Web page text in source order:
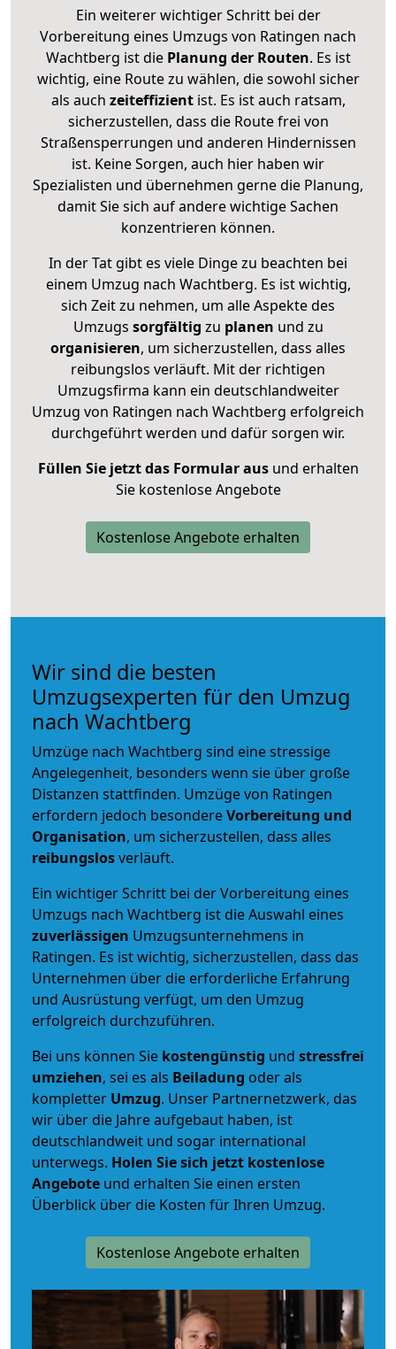
Ein weiterer wichtiger Schritt bei der
Vorbereitung eines Umzugs von Ratingen nach
Wachtberg ist diePlanung der Routen. Es ist
wichtig, eine Route zu wählen, die sowohl sicher
als auch zeiteffizientist. Es ist auch ratsam,
sicherzustellen, dass die Route frei von
Straßensperrungen und anderen Hindernissen
ist. Keine Sorgen, auch hier haben wir
Spezialisten und übernehmen gerne die Planung,
damit Sie sich auf andere wichtige Sachen
konzentrieren können.
In der Tat gibt es viele Dinge zu beachten bei
einem Umzug nach Wachtberg. Es ist wichtig,
sich Zeit zu nehmen, um alle Aspekte des
Umzugs sorgfältig zu planen und zu
organisieren, um sicherzustellen, dass alles
reibungslos verläuft. Mit der richtigen
Umzugsfirma kann ein deutschlandweiter
Umzug von Ratingen nach Wachtberg erfolgreich
durchgeführt werden und dafür sorgen wir.
Füllen Sie jetzt das Formular ausund erhalten
Sie kostenlose Angebote
Kostenlose Angebote erhalten
Wir sind die besten
Umzugsexperten für den Umzug
nach Wachtberg
Umzüge nach Wachtberg sind eine stressige
Angelegenheit, besonders wenn sie über große
Distanzen stattfinden. Umzüge von Ratingen
erfordern jedoch besondereVorbereitung und
Organisation, um sicherzustellen, dass alles
reibungslosverläuft.
Ein wichtiger Schritt bei der Vorbereitung eines
Umzugs nach Wachtberg ist die Auswahl eines
zuverlässigen Umzugsunternehmens in
Ratingen. Es ist wichtig, sicherzustellen, dass das
Unternehmen über die erforderliche Erfahrung
und Ausrüstung verfügt, um den Umzug
erfolgreich durchzuführen.
Bei uns können Sie kostengünstig und stressfrei
umziehen, sei es als Beiladung oder als
kompletter Umzug. Unser Partnernetzwerk, das
wir über die Jahre aufgebaut haben, ist
deutschlandweit und sogar international
unterwegs. Holen Sie sich jetzt kostenlose
Angebote und erhalten Sie einen ersten
Überblick über die Kosten für Ihren Umzug.
Kostenlose Angebote erhalten